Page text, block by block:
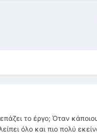
το έργο; Όταν
όλο και πιο πολύ